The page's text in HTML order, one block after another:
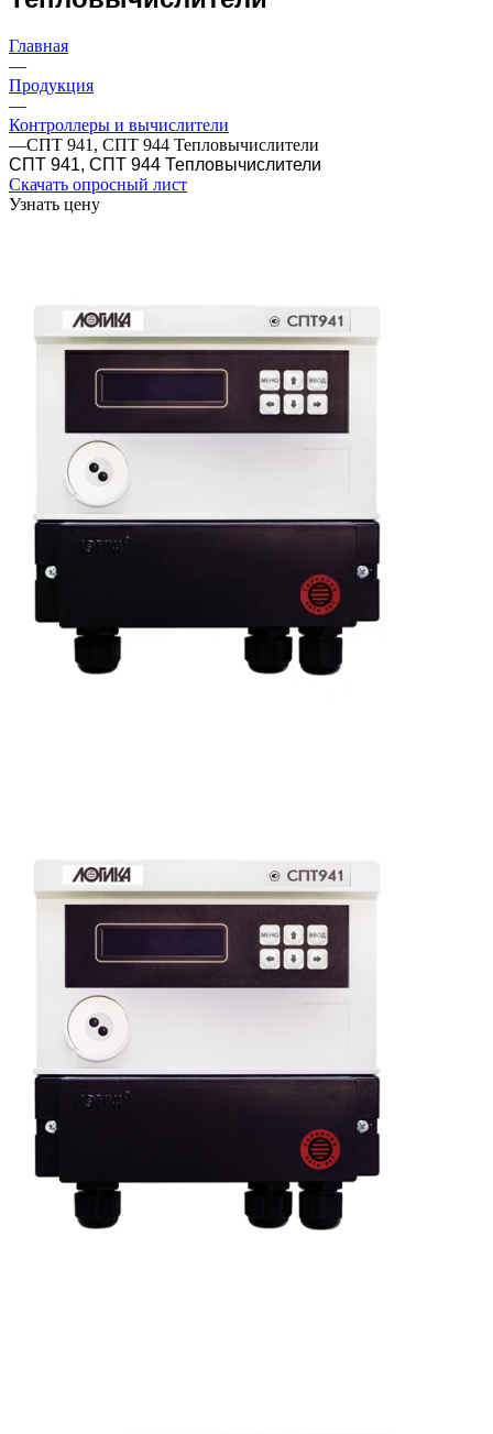
+7 (351) 729 99 12
sales@emis-kip.kz
Главная
СПТ 941, СПТ 944 Тепловычислители
СПТ 941, СПТ 944 Тепловычислители
Скачать опросный лист
Узнать цену